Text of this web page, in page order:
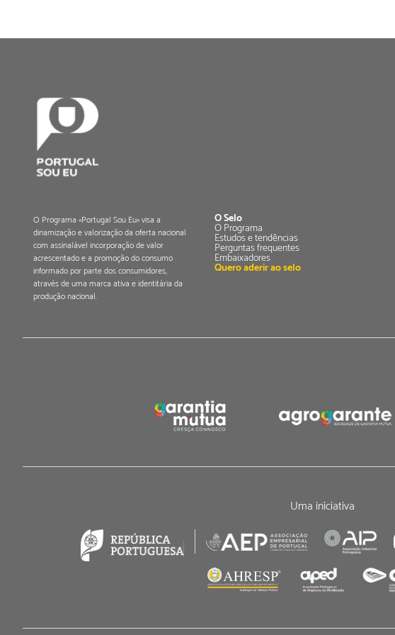
O Programa «Portugal Sou Eu» visa a
dinamização e valorização da oferta nacional
com assinalável incorporação de valor
acrescentado e a promoção do consumo
informado por parte dos consumidores,
através de uma marca ativa e identitária da
produção nacional.
O Selo
O Programa
Estudos e tendências
Perguntas frequentes
Embaixadores
Quero aderir ao selo
Uma iniciativa